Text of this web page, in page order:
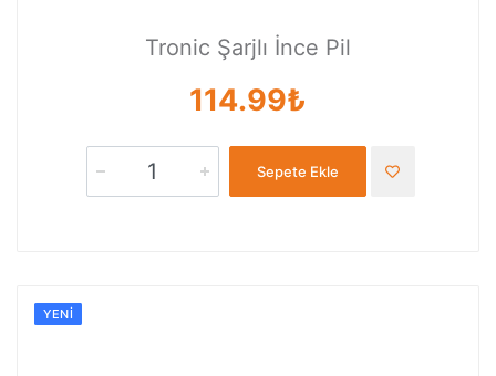
Tronic Şarjlı İnce Pil
114.99₺
Sepete Ekle
YENI